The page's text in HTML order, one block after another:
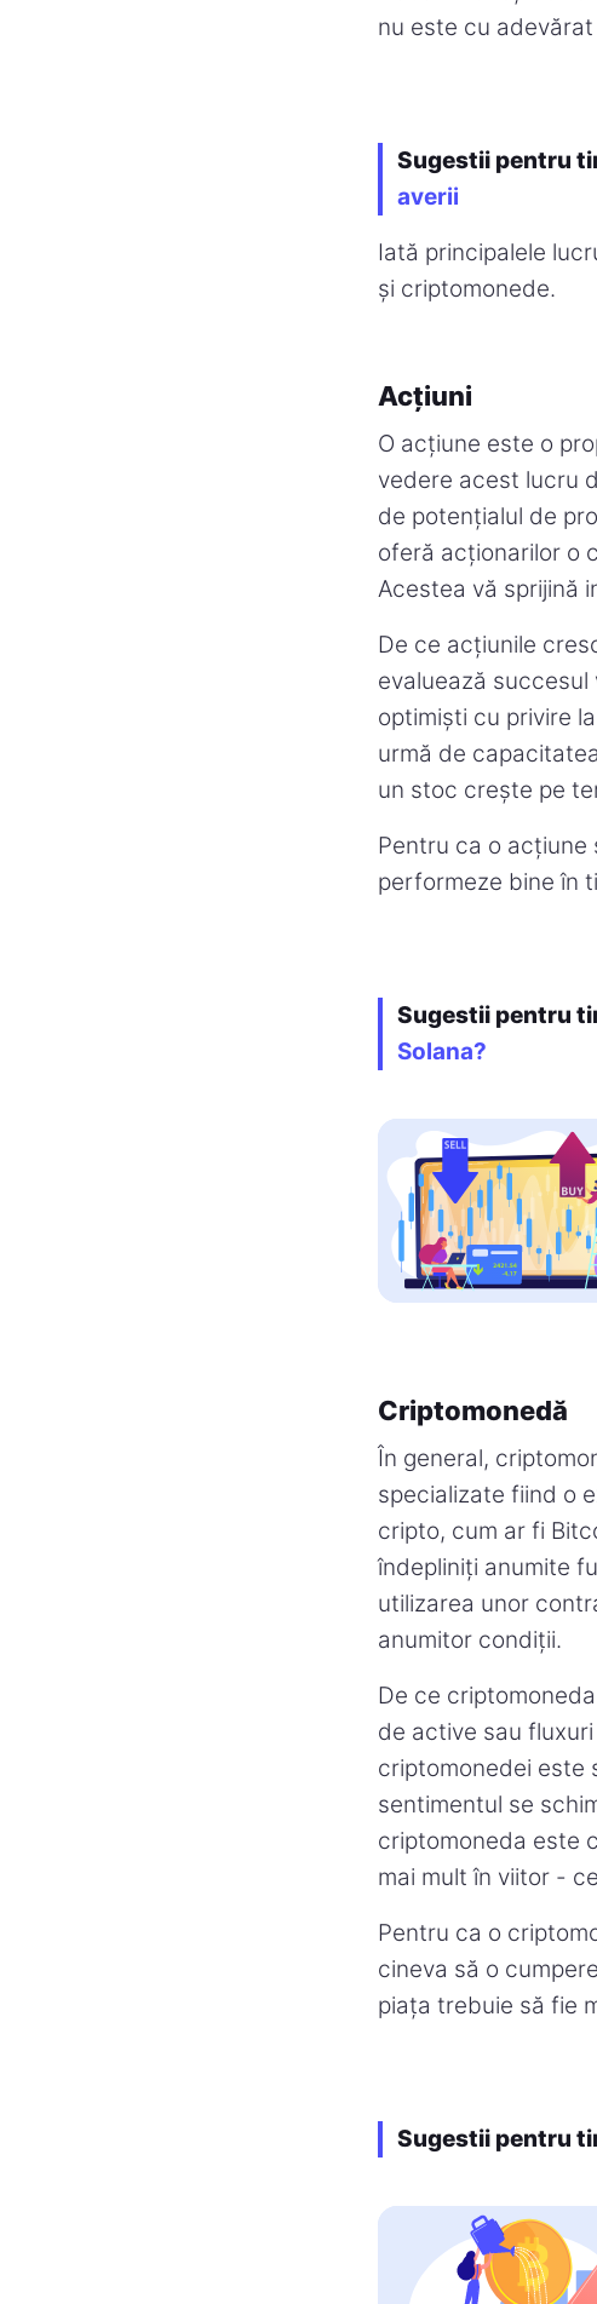
nu este cu
Sugestii pentru
averii
Iată principalele
și criptomonede.
Acțiuni
O acțiune este o
vedere acest lucru
de potențialul de
oferă acționarilor o
Acestea vă sprijină
De ce acțiunile
evaluează
optimiști cu privire
urmă de
un stoc crește pe
Pentru ca o
performeze bine în
Sugestii pentru
Solana?
Criptomonedă
În general,
specializate fiind o
cripto, cum ar fi
îndepliniți anumite
utilizarea unor
anumitor condiții.
De ce
de active sau
criptomonedei este
sentimentul se
criptomoneda este
mai mult în viitor -
Pentru ca o
cineva să o
piața trebuie să fie
Sugestii pentru